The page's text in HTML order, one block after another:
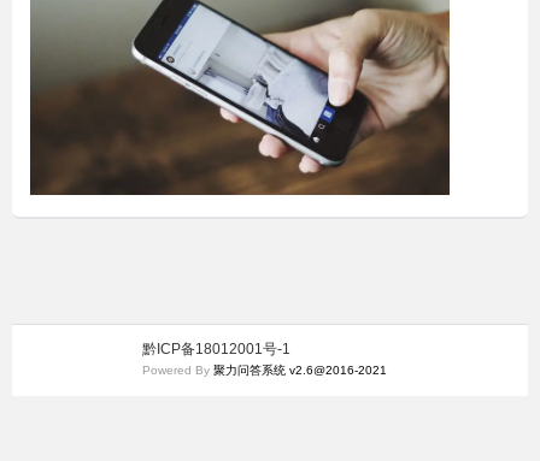
黔ICP备18012001号-1
Powered By 聚力问答系统 v2.6@2016-2021